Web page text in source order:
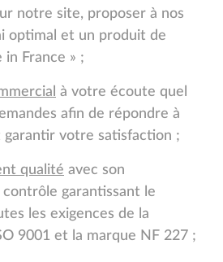
notre site, proposer à nos
optimal et un produit de
in France » ;
à votre écoute quel
afin de répondre à
garantir votre satisfaction ;
qualité avec son
contrôle garantissant le
les exigences de la
9001 et la marque NF 227 ;